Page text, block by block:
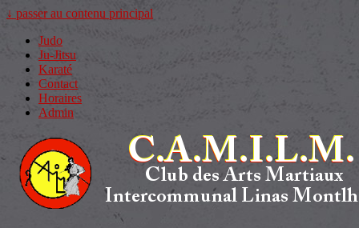
↓ passer au contenu principal
Judo
Ju-Jitsu
Karaté
Contact
Horaires
Admin